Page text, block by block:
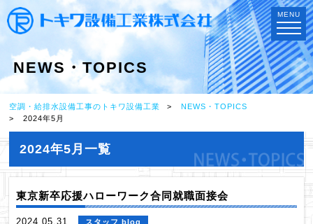
MENU
NEWS・TOPICS
空調・給排水設備工事のトキワ設備工業
NEWS・TOPICS
2024年5月
2024年5月一覧
東京新卒応援ハローワーク合同就職面接会
2024 05.31 スタッフ blog